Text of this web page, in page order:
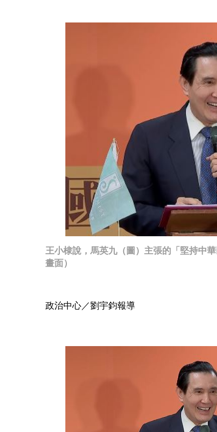
王小棣說，馬英九（圖）主張的「堅持中
畫面）
政治中心／劉宇鈞報導